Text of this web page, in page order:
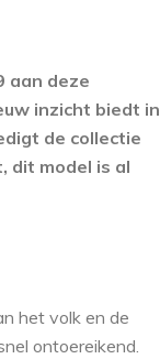
aan deze
inzicht biedt in
de collectie
dit model is al
het volk en de
ontoereikend.